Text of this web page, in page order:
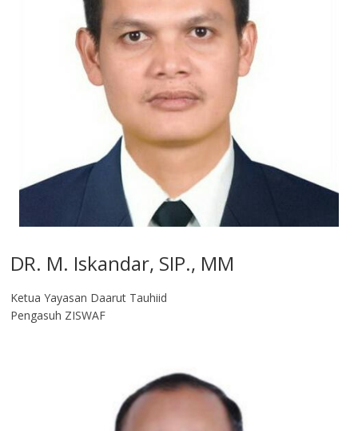
DR. M. Iskandar, SIP., MM
Ketua Yayasan Daarut Tauhiid
Pengasuh ZISWAF